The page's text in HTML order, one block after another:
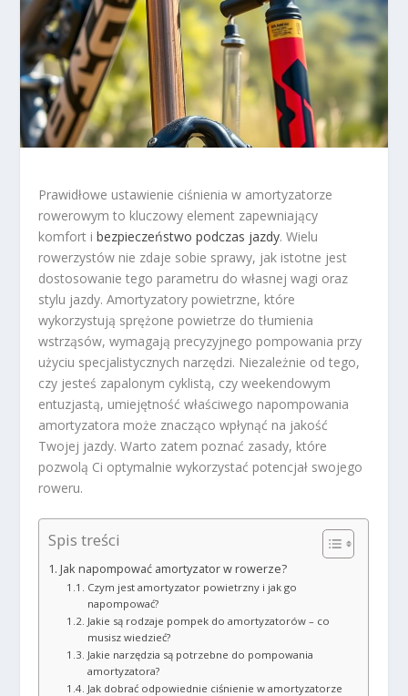
Prawidłowe ustawienie ciśnienia w amortyzatorze
rowerowym to kluczowy element zapewniający
komfort ibezpieczeństwo podczas jazdy. Wielu
rowerzystów nie zdaje sobie sprawy, jak istotne jest
dostosowanie tego parametru do własnej wagi oraz
stylu jazdy. Amortyzatory powietrzne, które
wykorzystują sprężone powietrze do tłumienia
wstrząsów, wymagają precyzyjnego pompowania przy
użyciu specjalistycznych narzędzi. Niezależnie od tego,
czy jesteś zapalonym cyklistą, czy weekendowym
entuzjastą, umiejętność właściwego napompowania
amortyzatora może znacząco wpłynąć na jakość
Twojej jazdy. Warto zatem poznać zasady, które
pozwolą Ci optymalnie wykorzystać potencjał swojego
roweru.
Spis treści
Jak napompować amortyzator w rowerze?
Czym jest amortyzator powietrzny i jak go
napompować?
Jakie są rodzaje pompek do amortyzatorów – co
musisz wiedzieć?
Jakie narzędzia są potrzebne do pompowania
amortyzatora?
Jak dobrać odpowiednie ciśnienie w amortyzatorze